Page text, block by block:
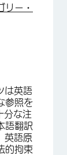
×
リー・
は英語
参照を
分な注
語翻訳
英語原
的拘束